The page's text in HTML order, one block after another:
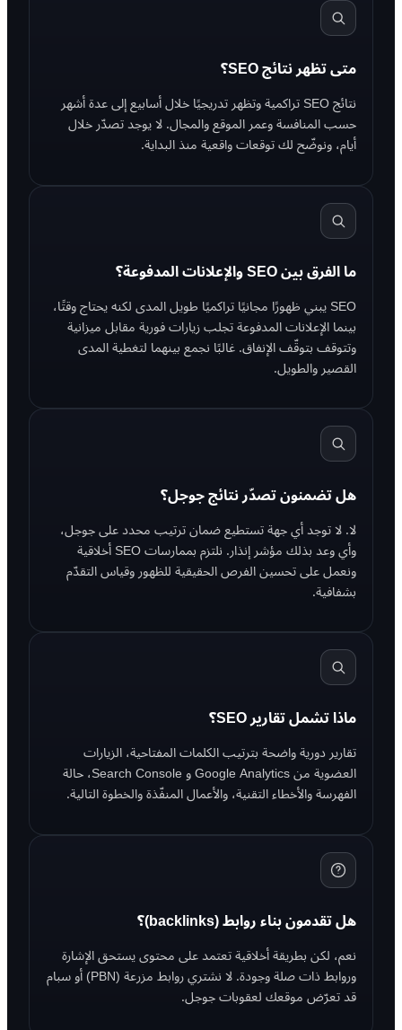
متى تظهر نتائج SEO؟
نتائج SEO تراكمية وتظهر تدريجيًا خلال أسابيع إلى عدة أشهر
حسب المنافسة وعمر الموقع والمجال. لا يوجد تصدّر خلال
أيام، ونوضّح لك توقعات واقعية منذ البداية.
ما الفرق بين SEO والإعلانات المدفوعة؟
SEO يبني ظهورًا مجانيًا تراكميًا طويل المدى لكنه يحتاج وقتًا،
بينما الإعلانات المدفوعة تجلب زيارات فورية مقابل ميزانية
وتتوقف بتوقّف الإنفاق. غالبًا نجمع بينهما لتغطية المدى
القصير والطويل.
هل تضمنون تصدّر نتائج جوجل؟
لا. لا توجد أي جهة تستطيع ضمان ترتيب محدد على جوجل،
وأي وعد بذلك مؤشر إنذار. نلتزم بممارسات SEO أخلاقية
ونعمل على تحسين الفرص الحقيقية للظهور وقياس التقدّم
بشفافية.
ماذا تشمل تقارير SEO؟
تقارير دورية واضحة بترتيب الكلمات المفتاحية، الزيارات
العضوية من Google Analytics و Search Console، حالة
الفهرسة والأخطاء التقنية، والأعمال المنفّذة والخطوة التالية.
هل تقدمون بناء روابط (backlinks)؟
نعم، لكن بطريقة أخلاقية تعتمد على محتوى يستحق الإشارة
وروابط ذات صلة وجودة. لا نشتري روابط مزرعة (PBN) أو سبام
قد تعرّض موقعك لعقوبات جوجل.